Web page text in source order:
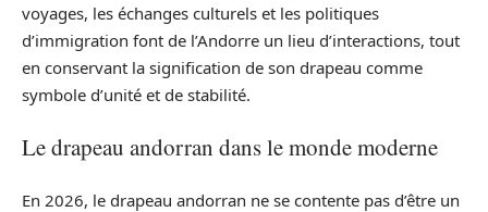
voyages, les échanges culturels et les politiques
d’immigration font de l’Andorre un lieu d’interactions, tout
en conservant la signification de son drapeau comme
symbole d’unité et de stabilité.
Le drapeau andorran dans le monde moderne
En 2026, le drapeau andorran ne se contente pas d’être un